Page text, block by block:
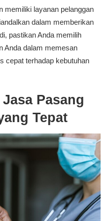
memiliki layanan pelanggan
dalam memberikan
pastikan Anda memilih
Anda dalam memesan
cepat terhadap kebutuhan
Pasang
Tepat